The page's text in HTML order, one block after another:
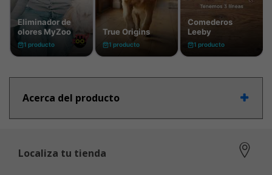
Acerca del producto
Localiza tu tienda